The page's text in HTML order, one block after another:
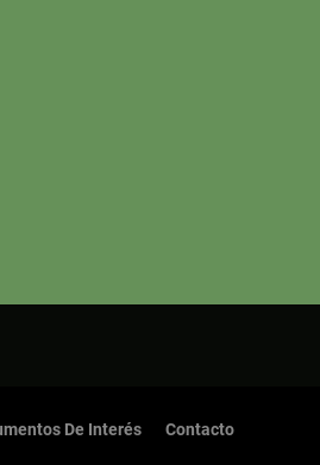
De Interés Contacto